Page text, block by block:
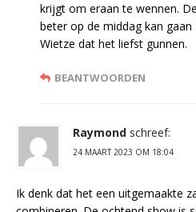
krijgt om eraan te wennen.
beter op de middag kan gaan
Wietze dat het liefst gunnen.
BEANTWOORDEN
Raymond schreef:
24 MAART 2023 OM 18:04
Ik denk dat het een uitgemaakte